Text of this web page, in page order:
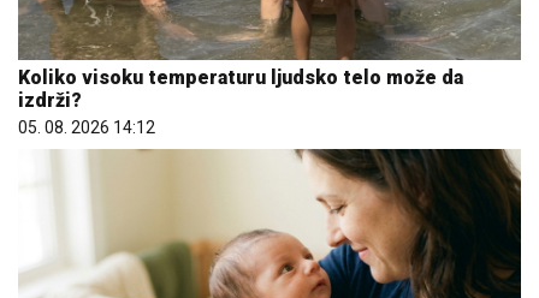
Koliko visoku temperaturu ljudsko telo može da
izdrži?
05. 08. 2026 14:12